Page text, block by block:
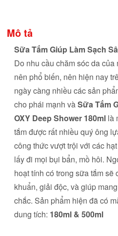
Mô tả
Sữa Tắm Giúp Làm Sạch
Do nhu cầu chăm sóc da
nên phổ biến, nên hiện nay
ngày càng nhiều các sản
cho phái mạnh vàSữa Tắm
OXY Deep Shower 180ml là
tắm được rất nhiều quý ông
công thức vượt trội với các
lấy đi mọi bụi bẩn, mồ hôi.
hoạt tính có trong sữa tắm sẽ
khuẩn, giải độc, và giúp
chắc. Sản phẩm hiện đã có
dung tích: 180ml & 500ml